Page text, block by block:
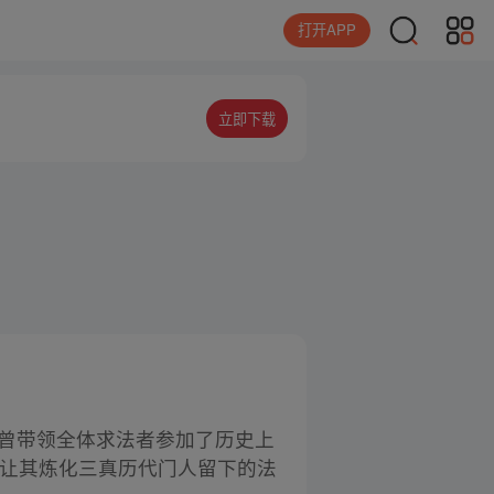
打开APP
立即下载
带领全体求法者参加了历史上
其炼化三真历代门人留下的法